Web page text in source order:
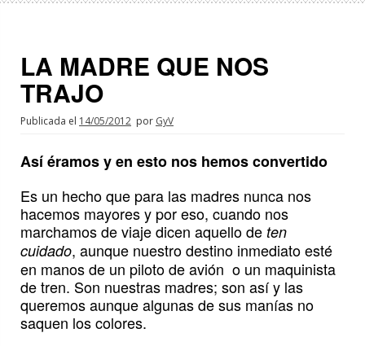
LA MADRE QUE NOS
TRAJO
Publicada el 14/05/2012 por GyV
Así éramos y en esto nos hemos convertido
Es un hecho que para las madres nunca nos
hacemos mayores y por eso, cuando nos
marchamos de viaje dicen aquello de ten
cuidado, aunque nuestro destino inmediato esté
en manos de un piloto de avión o un maquinista
de tren. Son nuestras madres; son así y las
queremos aunque algunas de sus manías no
saquen los colores.